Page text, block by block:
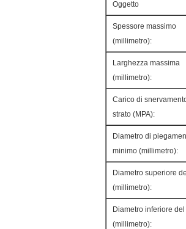
Oggetto
Spessore massimo
(millimetro):
Larghezza massima
(millimetro):
Carico di
strato (MPA):
Diametro di
minimo (millimetro):
Diametro superiore
(millimetro):
Diametro inferiore
(millimetro):